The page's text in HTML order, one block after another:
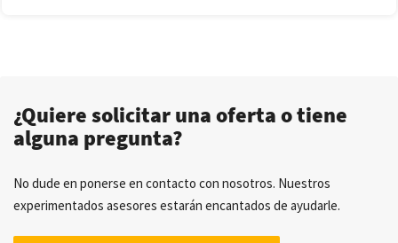
¿Quiere solicitar una oferta o tiene
alguna pregunta?
No dude en ponerse en contacto con nosotros. Nuestros
experimentados asesores estarán encantados de ayudarle.